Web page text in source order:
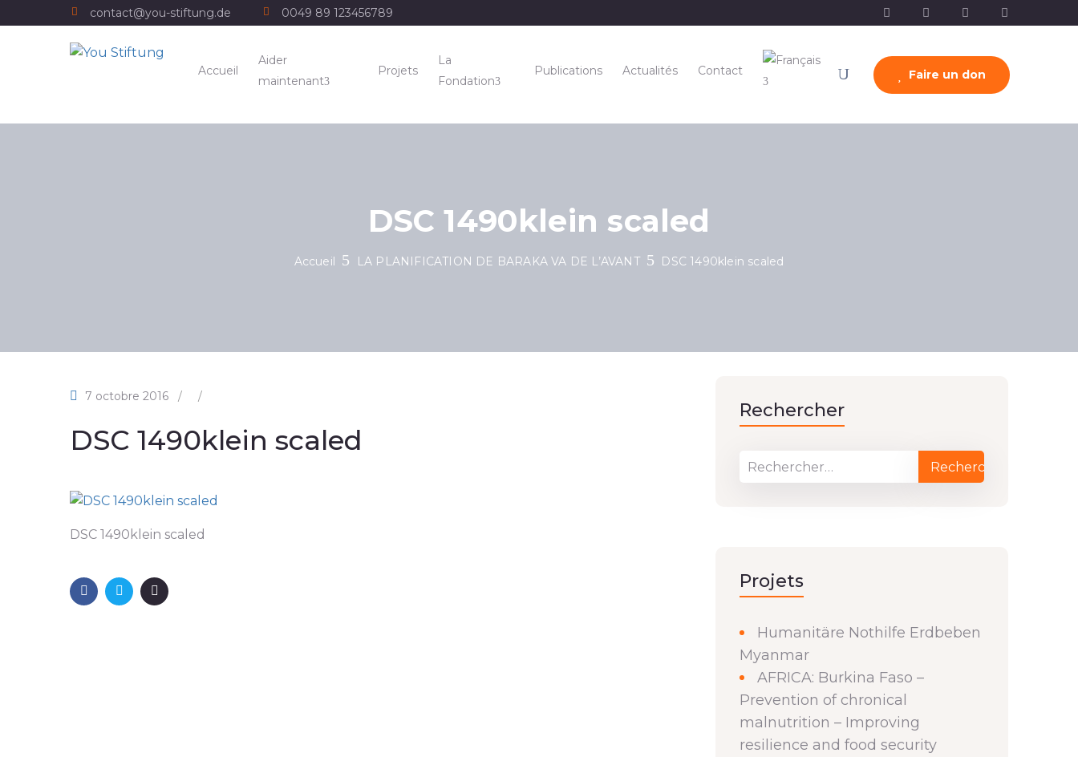
contact@you-stiftung.de 0049 89 123456789
Accueil
Aider
maintenant
Projets
La
Fondation
Publications Actualités Contact Faire un don
DSC 1490klein scaled
Accueil LA PLANIFICATION DE BARAKA VA DE L’AVANT DSC 1490klein scaled
7 octobre 2016 / /
DSC 1490klein scaled
DSC 1490klein scaled
Rechercher
Projets
Humanitäre Nothilfe Erdbeben
Myanmar
AFRICA: Burkina Faso –
Prevention of chronical
malnutrition – Improving
resilience and food security